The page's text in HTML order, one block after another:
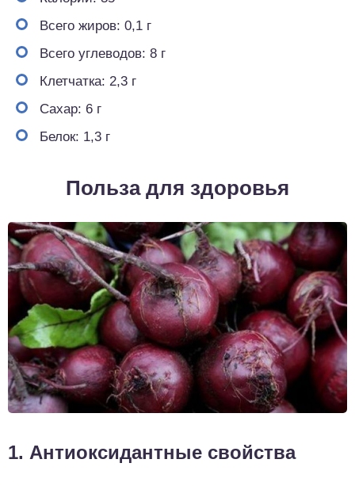
Всего жиров: 0,1 г
Всего углеводов: 8 г
Клетчатка: 2,3 г
Сахар: 6 ​​г
Белок: 1,3 г
Польза для здоровья
1. Антиоксидантные свойства